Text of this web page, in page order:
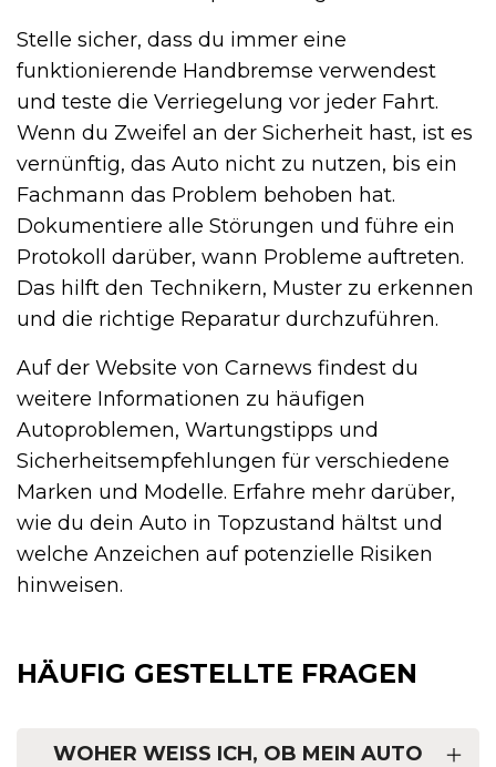
Stelle sicher, dass du immer eine
funktionierende Handbremse verwendest
und teste die Verriegelung vor jeder Fahrt.
Wenn du Zweifel an der Sicherheit hast, ist es
vernünftig, das Auto nicht zu nutzen, bis ein
Fachmann das Problem behoben hat.
Dokumentiere alle Störungen und führe ein
Protokoll darüber, wann Probleme auftreten.
Das hilft den Technikern, Muster zu erkennen
und die richtige Reparatur durchzuführen.
Auf der Website von Carnews findest du
weitere Informationen zu häufigen
Autoproblemen, Wartungstipps und
Sicherheitsempfehlungen für verschiedene
Marken und Modelle. Erfahre mehr darüber,
wie du dein Auto in Topzustand hältst und
welche Anzeichen auf potenzielle Risiken
hinweisen.
HÄUFIG GESTELLTE FRAGEN
WOHER WEISS ICH, OB MEIN AUTO T